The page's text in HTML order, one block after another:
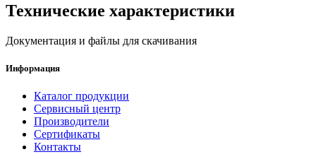
Технические характеристики
Документация и файлы для скачивания
Информация
Каталог продукции
Сервисный центр
Производители
Сертификаты
Контакты